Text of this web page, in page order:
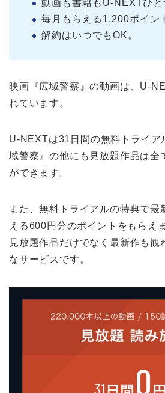
動画も書籍もU-NEXTひと
毎月もらえる1,200ポイン
解約はいつでもOK。
映画『広域警察』の動画は、U-
れています。
U-NEXTは31日間の無料トライア
域警察』の他にも見放題作品は全
ができます。
また、無料トライアルの特典で最
える600円分のポイントをもらえ
見放題作品だけでなく最新作も観
なサービスです。